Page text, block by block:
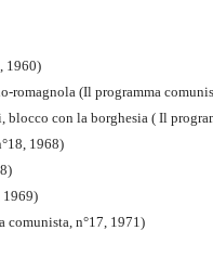
1960)
(Il programma
con la borghesia ( Il
1968)
1969)
comunista, n°17, 1971)